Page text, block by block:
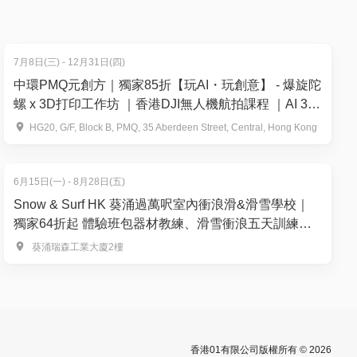
後計
7月8日(三) - 12月31日(四)
中環PMQ元創方｜獨家85折【玩AI・玩創意】 - 爆旋陀
螺 x 3D打印工作坊 ｜香港DJI無人機航拍課程 ｜AI 3D
打印趣味體驗班
HG20, G/F, Block B, PMQ, 35 Aberdeen Street, Central, Hong Kong
6月15日(一) - 8月28日(五)
Snow & Surf HK 葵涌過萬呎室內衝浪滑&滑雪學校｜
獨家64折起 體驗班包器材教練、滑雪衝浪五天訓練營
課程｜4歲起【推廣碼減$50】
⁠ 葵涌瑞森工業大廈2樓
香港01有限公司版權所有 © 2026